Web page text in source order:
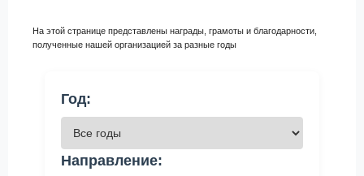
На этой странице представлены награды, грамоты и благодарности,
полученные нашей организацией за разные годы
Год:
Направление: